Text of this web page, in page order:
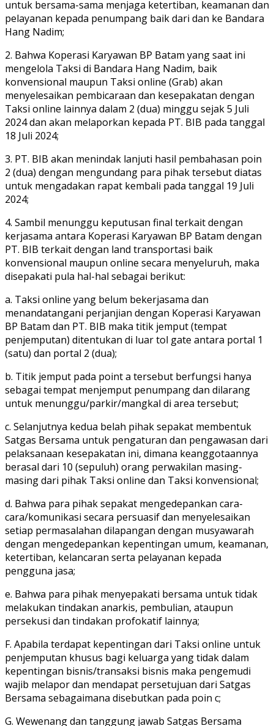
untuk bersama-sama menjaga ketertiban, keamanan dan
pelayanan kepada penumpang baik dari dan ke Bandara
Hang Nadim;
2. Bahwa Koperasi Karyawan BP Batam yang saat ini
mengelola Taksi di Bandara Hang Nadim, baik
konvensional maupun Taksi online (Grab) akan
menyelesaikan pembicaraan dan kesepakatan dengan
Taksi online lainnya dalam 2 (dua) minggu sejak 5 Juli
2024 dan akan melaporkan kepada PT. BIB pada tanggal
18 Juli 2024;
3. PT. BIB akan menindak lanjuti hasil pembahasan poin
2 (dua) dengan mengundang para pihak tersebut diatas
untuk mengadakan rapat kembali pada tanggal 19 Juli
2024;
4. Sambil menunggu keputusan final terkait dengan
kerjasama antara Koperasi Karyawan BP Batam dengan
PT. BIB terkait dengan land transportasi baik
konvensional maupun online secara menyeluruh, maka
disepakati pula hal-hal sebagai berikut:
a. Taksi online yang belum bekerjasama dan
menandatangani perjanjian dengan Koperasi Karyawan
BP Batam dan PT. BIB maka titik jemput (tempat
penjemputan) ditentukan di luar tol gate antara portal 1
(satu) dan portal 2 (dua);
b. Titik jemput pada point a tersebut berfungsi hanya
sebagai tempat menjemput penumpang dan dilarang
untuk menunggu/parkir/mangkal di area tersebut;
c. Selanjutnya kedua belah pihak sepakat membentuk
Satgas Bersama untuk pengaturan dan pengawasan dari
pelaksanaan kesepakatan ini, dimana keanggotaannya
berasal dari 10 (sepuluh) orang perwakilan masing-
masing dari pihak Taksi online dan Taksi konvensional;
d. Bahwa para pihak sepakat mengedepankan cara-
cara/komunikasi secara persuasif dan menyelesaikan
setiap permasalahan dilapangan dengan musyawarah
dengan mengedepankan kepentingan umum, keamanan,
ketertiban, kelancaran serta pelayanan kepada
pengguna jasa;
e. Bahwa para pihak menyepakati bersama untuk tidak
melakukan tindakan anarkis, pembulian, ataupun
persekusi dan tindakan profokatif lainnya;
F. Apabila terdapat kepentingan dari Taksi online untuk
penjemputan khusus bagi keluarga yang tidak dalam
kepentingan bisnis/transaksi bisnis maka pengemudi
wajib melapor dan mendapat persetujuan dari Satgas
Bersama sebagaimana disebutkan pada poin c;
G. Wewenang dan tanggung jawab Satgas Bersama